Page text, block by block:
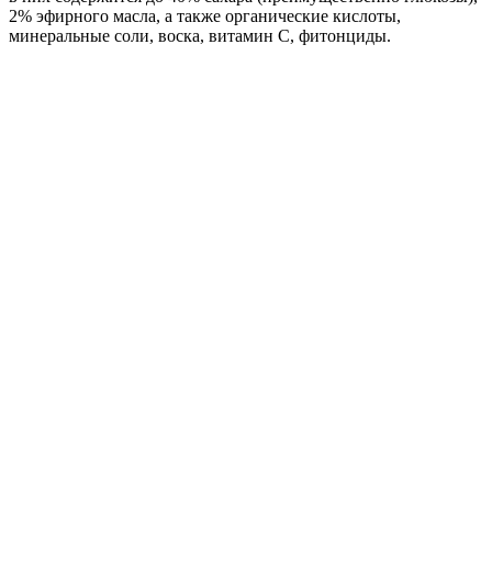
2% эфирного масла, а также органические кислоты,
минеральные соли, воска, витамин С, фитонциды.